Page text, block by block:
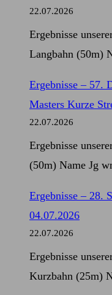
22.07.2026
Ergebnisse
Langbahn (50m)
Ergebnisse – 57.
Masters Kurze
22.07.2026
Ergebnisse
(50m) Name Jg
Ergebnisse – 28.
04.07.2026
22.07.2026
Ergebnisse
Kurzbahn (25m)